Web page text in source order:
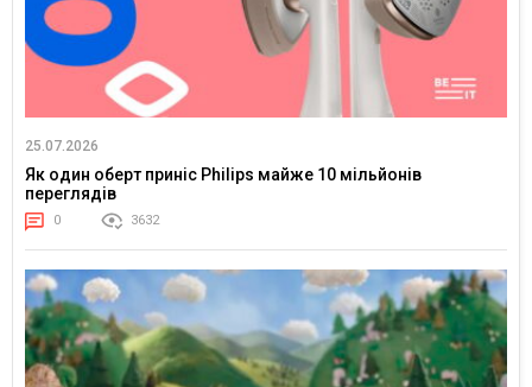
25.07.2026
Як один оберт приніс Philips майже 10 мільйонів
переглядів
0 3632